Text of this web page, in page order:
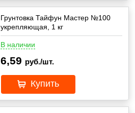
Грунтовка Тайфун Мастер №100
укрепляющая, 1 кг
В наличии
6,59 руб./шт.
Купить